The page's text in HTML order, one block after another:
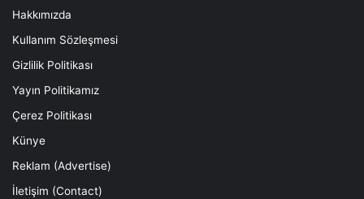
Hakkımızda
Kullanım Sözleşmesi
Gizlilik Politikası
Yayın Politikamız
Çerez Politikası
Künye
Reklam (Advertise)
İletişim (Contact)